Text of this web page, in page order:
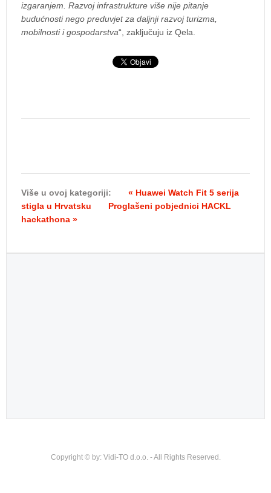
izgaranjem. Razvoj infrastrukture više nije pitanje
budućnosti nego preduvjet za daljnji razvoj turizma,
mobilnosti i gospodarstva“, zaključuju iz Qela.
Više u ovoj kategoriji:
« Huawei Watch Fit 5 serija
stigla u Hrvatsku
Proglašeni pobjednici HACKL
hackathona »
Copyright © by: Vidi-TO d.o.o. - All Rights Reserved.